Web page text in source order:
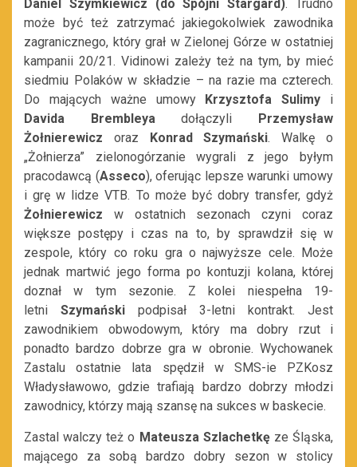
Daniel Szymkiewicz (do Spójni Stargard). Trudno
może być też zatrzymać jakiegokolwiek zawodnika
zagranicznego, który grał w Zielonej Górze w ostatniej
kampanii 20/21. Vidinowi zależy też na tym, by mieć
siedmiu Polaków w składzie – na razie ma czterech.
Do mających ważne umowy
Krzysztofa Sulimy i
Davida Brembleyadołączyli
Przemysław
Żołnierewicz oraz Konrad Szymański. Walkę o
„Żołnierza” zielonogórzanie wygrali z jego byłym
pracodawcą (Asseco), oferując lepsze warunki umowy
i grę w lidze VTB. To może być dobry transfer, gdyż
Żołnierewicz w ostatnich sezonach czyni coraz
większe postępy i czas na to, by sprawdził się w
zespole, który co roku gra o najwyższe cele. Może
jednak martwić jego forma po kontuzji kolana, której
doznał w tym sezonie. Z kolei niespełna 19-
letni Szymański podpisał 3-letni kontrakt. Jest
zawodnikiem obwodowym, który ma dobry rzut i
ponadto bardzo dobrze gra w obronie. Wychowanek
Zastalu ostatnie lata spędził w SMS-ie PZKosz
Władysławowo, gdzie trafiają bardzo dobrzy młodzi
zawodnicy, którzy mają szansę na sukces w baskecie.
Zastal walczy też o Mateusza Szlachetkęze Śląska,
mającego za sobą bardzo dobry sezon w stolicy